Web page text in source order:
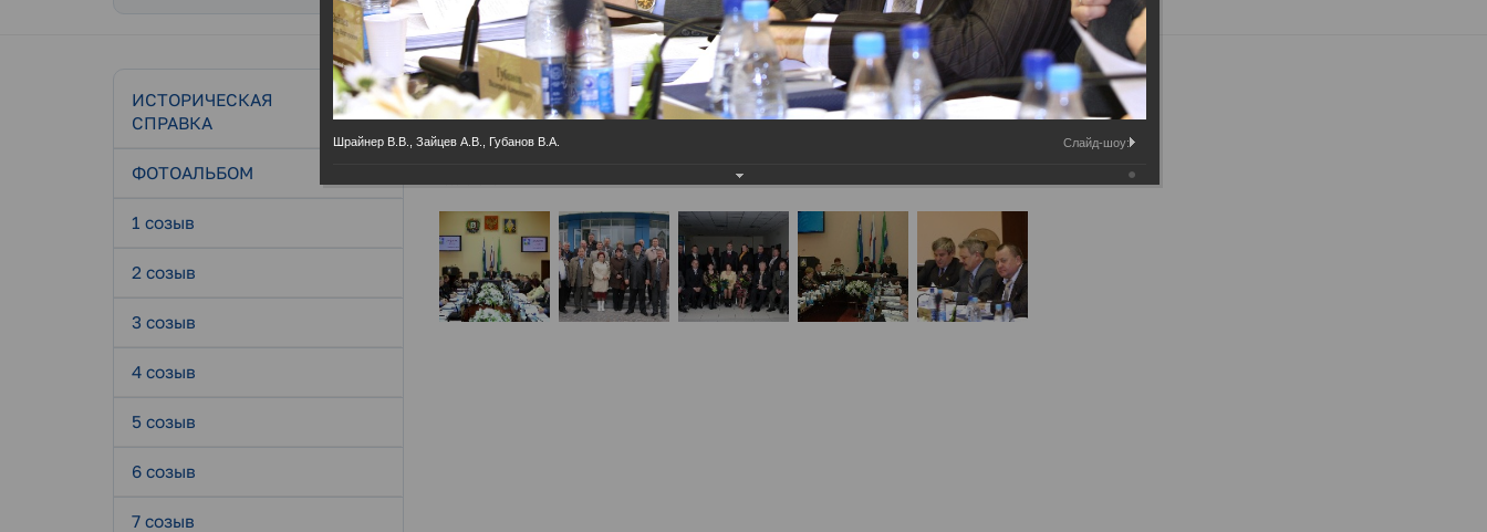
ИСТОРИЧЕСКАЯ
СПРАВКА
ФОТОАЛЬБОМ
1 созыв
2 созыв
3 созыв
4 созыв
5 созыв
6 созыв
7 созыв
Депутатская деятельность 4 созыв
Шрайнер В.В., Зайцев А.В., Губанов В.А. Слайд-шоу: